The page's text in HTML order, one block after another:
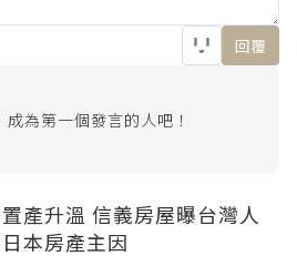
回覆
為第一個發言的人吧！
產升溫 信義房屋曝台灣人
本房產主因